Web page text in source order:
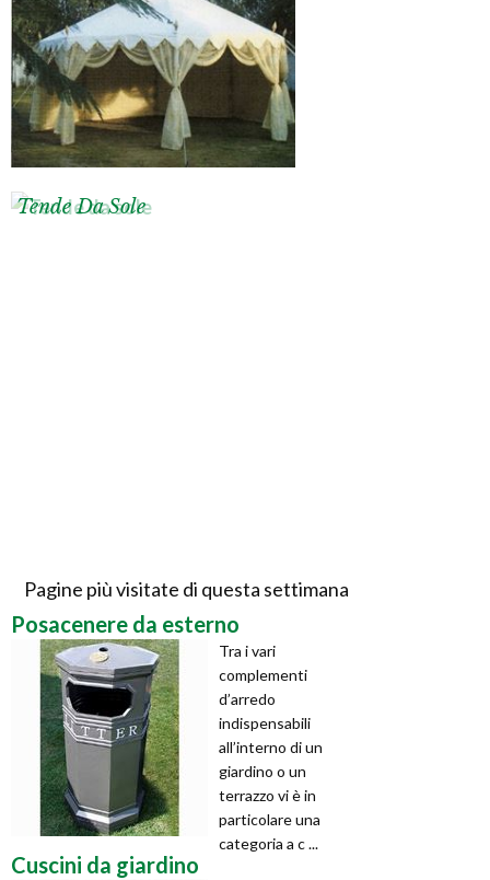
Tende Da Sole
Pagine più visitate di questa settimana
Posacenere da esterno
Tra i vari
complementi
d’arredo
indispensabili
all’interno di un
giardino o un
terrazzo vi è in
particolare una
categoria a c ...
Cuscini da giardino